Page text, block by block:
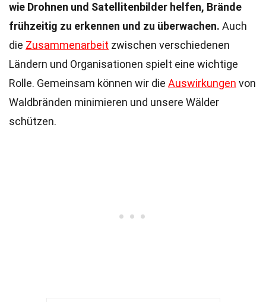
wie Drohnen und Satellitenbilder helfen, Brände
frühzeitig zu erkennen und zu überwachen. Auch
die Zusammenarbeit zwischen verschiedenen
Ländern und Organisationen spielt eine wichtige
Rolle. Gemeinsam können wir die Auswirkungen von
Waldbränden minimieren und unsere Wälder
schützen.